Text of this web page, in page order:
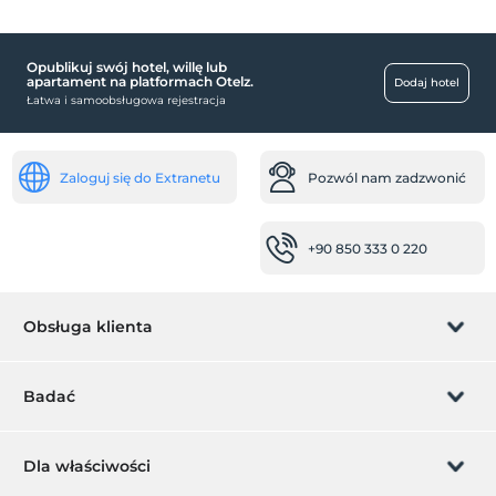
transport
Usługa transferu (płatna)
pokoje rodzinne
zdrowie
Opublikuj swój hotel, willę lub
apartament na platformach Otelz.
Łatwa i samoobsługowa rejestracja
Dodaj hotel
Zaloguj się do Extranetu Pozwól nam zadzwonić
+90 850 333 0 220
Obsługa klienta
Zarządzanie rezerwacją
Badać
Karta podarunkowa
Dla właściwości